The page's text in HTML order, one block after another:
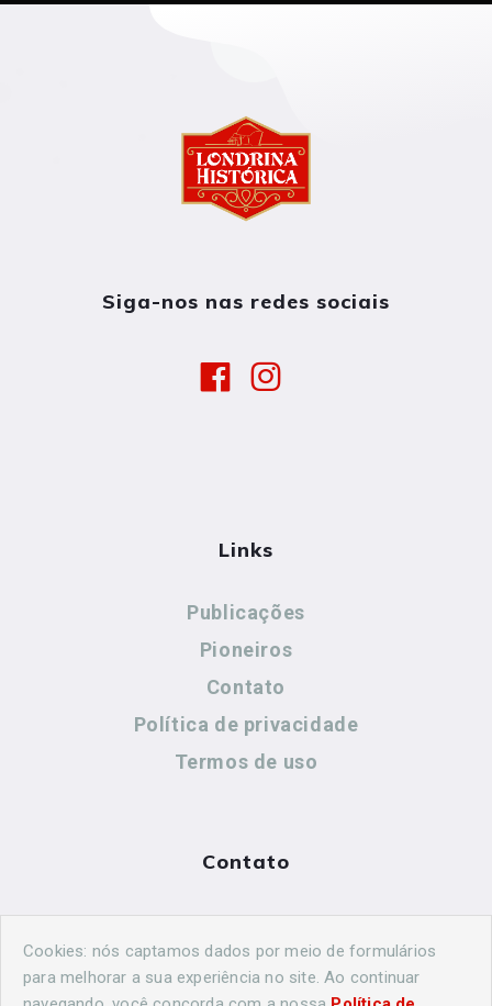
Siga-nos nas redes sociais
Links
Publicações
Pioneiros
Contato
Política de privacidade
Termos de uso
Contato
(44) 99883-8883
cidadeshistoricasoficial@gmail.com
Cookies: nós captamos dados por meio de formulários
para melhorar a sua experiência no site. Ao continuar